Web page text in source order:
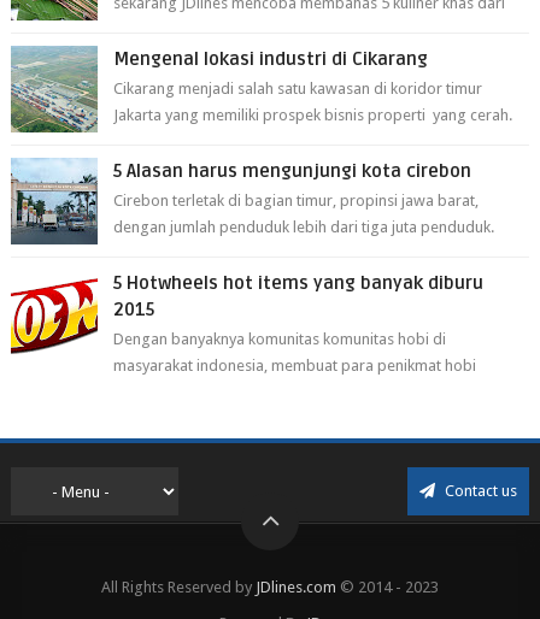
Mengenal lokasi industri di Cikarang
Cikarang menjadi salah satu kawasan di koridor timur
Jakarta yang memiliki prospek bisnis properti yang cerah.
5 Alasan harus mengunjungi kota cirebon
Cirebon terletak di bagian timur, propinsi jawa barat,
dengan jumlah penduduk lebih dari tiga juta penduduk.
5 Hotwheels hot items yang banyak diburu
2015
Dengan banyaknya komunitas komunitas hobi di
masyarakat indonesia, membuat para penikmat hobi
Contact us
All Rights Reserved by JDlines.com © 2014 - 2023